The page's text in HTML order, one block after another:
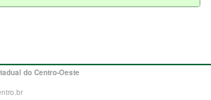
do Centro-Oeste